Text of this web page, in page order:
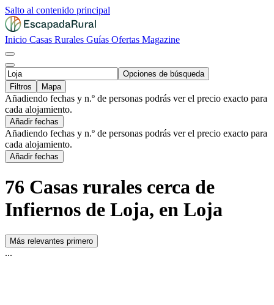
Salto al contenido principal
Inicio Casas Rurales Guías Ofertas Magazine
Opciones de búsqueda
Filtros
Mapa
Añadiendo fechas y n.º de personas podrás ver el precio exacto para
cada alojamiento.
Añadir fechas
Añadiendo fechas y n.º de personas podrás ver el precio exacto para
cada alojamiento.
Añadir fechas
76 Casas rurales cerca de
Infiernos de Loja, en Loja
Más relevantes primero
...